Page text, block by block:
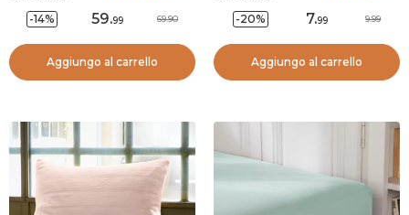
-14% 59.99 69.90
Aggiungo al carrello
-20% 7.99 9.99
Aggiungo al carrello